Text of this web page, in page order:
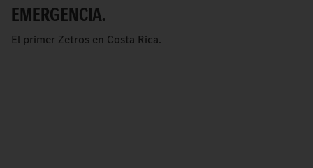
EMERGENCIA.
El primer Zetros en Costa Rica.